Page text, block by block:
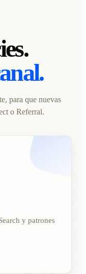
para que nuevas
o Referral.
y patrones